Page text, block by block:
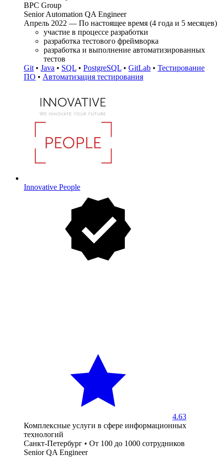
BPC Group
Senior Automation QA Engineer
Апрель 2022 — По настоящее время (4 года и 5 месяцев)
участие в процессе разработки
разработка тестового фреймворка
разработка и выполнение автоматизированных
тестов
Git • Java • SQL • PostgreSQL • GitLab • Тестирование
ПО • Автоматизация тестирования
Innovative People
4.63
Комплексные услуги в сфере информационных
технологий
Санкт-Петербург • От 100 до 1000 сотрудников
Senior QA Engineer